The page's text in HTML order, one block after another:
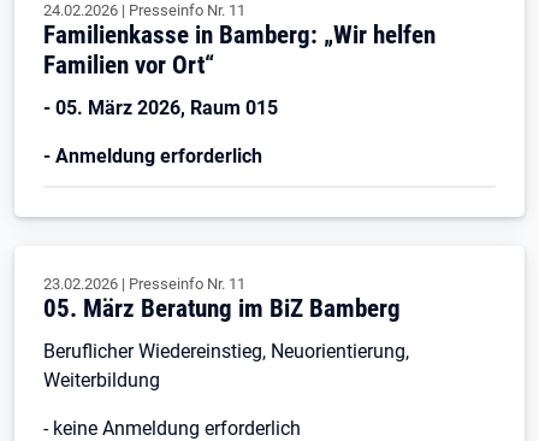
24.02.2026 | Presseinfo Nr. 11
Familienkasse in Bamberg: „Wir helfen
Familien vor Ort“
- 05. März 2026, Raum 015
- Anmeldung erforderlich
23.02.2026 | Presseinfo Nr. 11
05. März Beratung im BiZ Bamberg
Beruflicher Wiedereinstieg, Neuorientierung,
Weiterbildung
- keine Anmeldung erforderlich